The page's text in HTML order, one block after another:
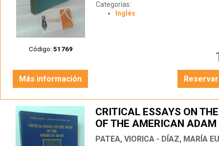
Código: 51769
Categorías:
Inglés
Más información
CRITICAL ESSAYS ON
OF THE AMERICAN ADAM
PATEA, VIORICA - DÍAZ, MARÍA